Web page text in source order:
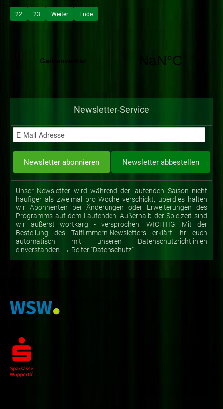
22 23 Weiter Ende
Newsletter-Service
Unser Newsletter wird während der laufenden Saison nicht
häufiger als zweimal pro Woche verschickt, überdies halten
wir Abonnenten bei Änderungen oder Erweiterungen des
Programms auf dem Laufenden. Außerhalb der Spielzeit sind
wir äußerst wortkarg - versprochen! WICHTIG: Mit der
Bestellung des Talflimmern-Newsletters erklärt ihr euch
automatisch mit unseren Datenschutzrichtlinien
einverstanden. → Reiter "Datenschutz"